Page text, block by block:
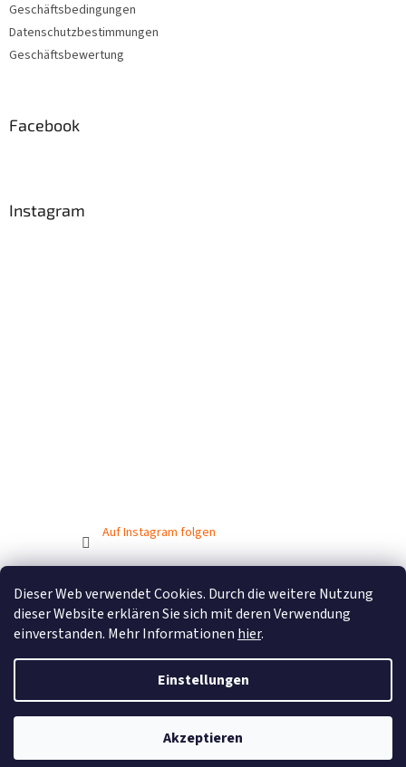
Dieser Web verwendet Cookies. Durch die weitere Nutzung
dieser Website erklären Sie sich mit deren Verwendung
einverstanden. Mehr Informationen hier.
Einstellungen
Akzeptieren
Geschäftsbedingungen
Datenschutzbestimmungen
Geschäftsbewertung
Facebook
Instagram
Auf Instagram folgen
Erstellt von Shoptet